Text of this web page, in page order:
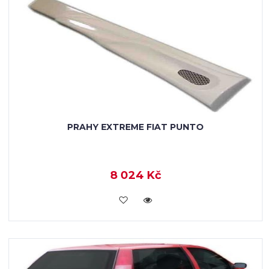
PRAHY EXTREME FIAT PUNTO
8 024 Kč
KOUPIT